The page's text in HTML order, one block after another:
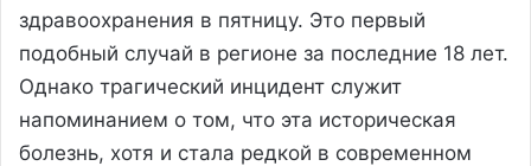
здравоохранения в пятницу. Это первый
подобный случай в регионе за последние 18 лет.
Однако трагический инцидент служит
напоминанием о том, что эта историческая
болезнь, хотя и стала редкой в современном